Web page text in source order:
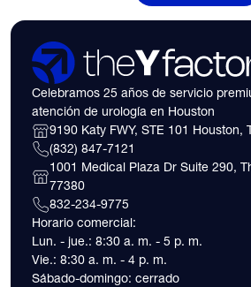
Celebramos 25 años de servicio
atención de urología en Houston
9190 Katy FWY, STE 101 Houston,
(832) 847-7121
1001 Medical Plaza Dr Suite 290,
77380
832-234-9775
Horario comercial:
Lun. - jue.: 8:30 a. m. - 5 p. m.
Vie.: 8:30 a. m. - 4 p. m.
Sábado-domingo: cerrado